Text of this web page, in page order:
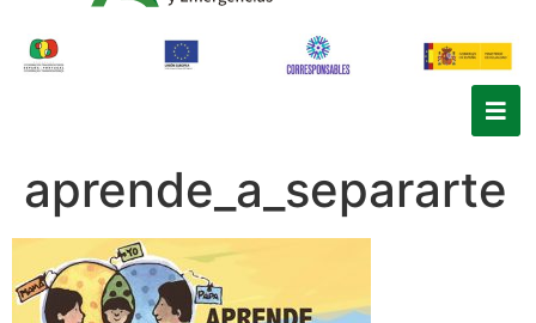
aprende_a_separarte